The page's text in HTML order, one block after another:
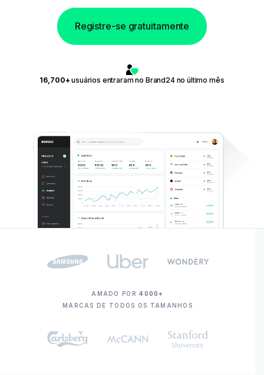
Registre-se gratuitamente
16,700+usuários entraram no Brand24 no último mês
AMADO POR4000+
MARCAS DE TODOS OS TAMANHOS